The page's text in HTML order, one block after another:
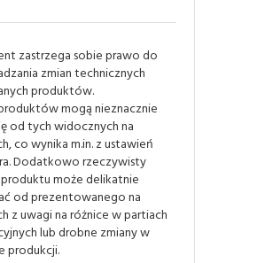
zastrzega sobie prawo do
zmian technicznych
produktów.
mogą nieznacznie
od tych widocznych na
co wynika m.in. z ustawień
Dodatkowo rzeczywisty
może delikatnie
od prezentowanego na
z uwagi na różnice w partiach
lub drobne zmiany w
produkcji.